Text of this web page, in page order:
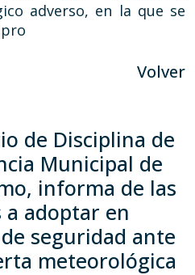
adverso, en la que se
Volver
de Disciplina de
Municipal de
informa de las
a adoptar en
seguridad ante
meteorológica